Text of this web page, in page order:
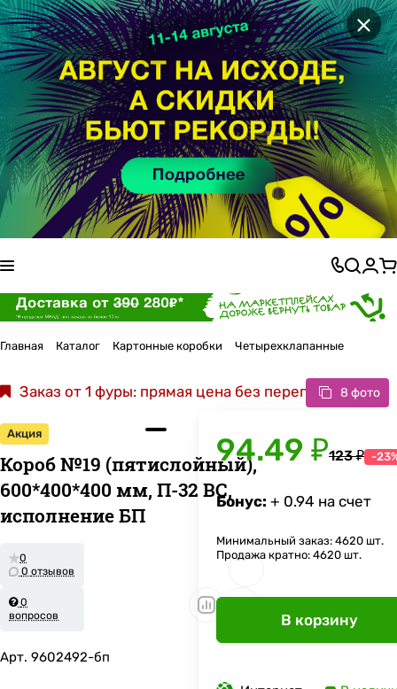
×
Главная Каталог Картонные коробки Четырехклапанные
Заказ от 1 фуры: прямая цена без переплат 8 фото
Акция
Короб №19 (пятислойный),
600*400*400 мм, П-32 ВС,
исполнение БП
0
0 отзывов
0
вопросов
Арт. 9602492-бп
94.49 ₽123 ₽ -
Бонус: + 0.94 на счет
Минимальный заказ: 4620 шт.
Продажа кратно: 4620 шт.
В корзину